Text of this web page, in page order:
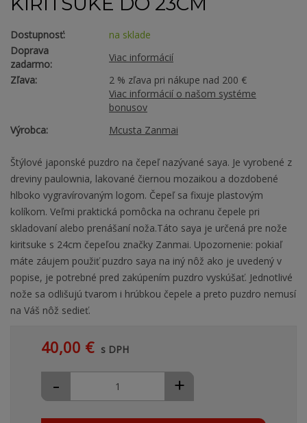
Dostupnosť:
na sklade
Doprava
zadarmo:
Viac informácií
Zľava:
2 % zľava pri nákupe nad 200 €
Viac informácií o našom systéme
bonusov
Výrobca:
Mcusta Zanmai
Štýlové japonské puzdro na čepeľ nazývané saya. Je vyrobené z
dreviny paulownia, lakované čiernou mozaikou a dozdobené
hlboko vygravírovaným logom. Čepeľ sa fixuje plastovým
kolíkom. Veľmi praktická pomôcka na ochranu čepele pri
skladovaní alebo prenášaní noža.Táto saya je určená pre nože
kiritsuke s 24cm čepeľou značky Zanmai. Upozornenie: pokiaľ
máte záujem použiť puzdro saya na iný nôž ako je uvedený v
popise, je potrebné pred zakúpením puzdro vyskúšať. Jednotlivé
nože sa odlišujú tvarom i hrúbkou čepele a preto puzdro nemusí
na Váš nôž sedieť.
40,00 € s DPH
+
-